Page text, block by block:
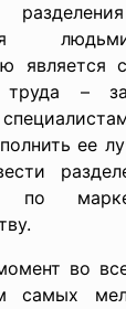
является
труда –
ее
по
во
самых